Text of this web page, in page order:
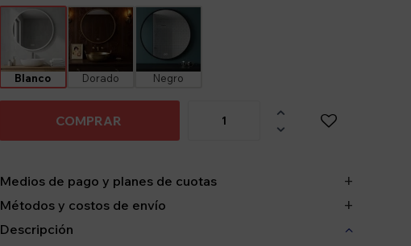
Blanco Dorado Negro
COMPRAR


Medios de pago y planes de cuotas
Métodos y costos de envío
Descripción